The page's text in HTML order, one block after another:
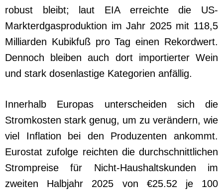
robust bleibt; laut EIA erreichte die US-
Markterdgasproduktion im Jahr 2025 mit 118,5
Milliarden Kubikfuß pro Tag einen Rekordwert.
Dennoch bleiben auch dort importierter Wein
und stark dosenlastige Kategorien anfällig.
Innerhalb Europas unterscheiden sich die
Stromkosten stark genug, um zu verändern, wie
viel Inflation bei den Produzenten ankommt.
Eurostat zufolge reichten die durchschnittlichen
Strompreise für Nicht-Haushaltskunden im
zweiten Halbjahr 2025 von €25.52 je 100